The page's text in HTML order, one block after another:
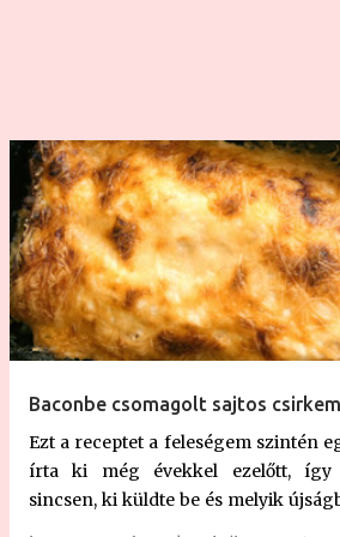
Baconbe csomagolt sajtos
Ezt a receptet a feleségem szintén
írta ki még évekkel ezelőtt, így
sincsen, ki küldte be és melyik